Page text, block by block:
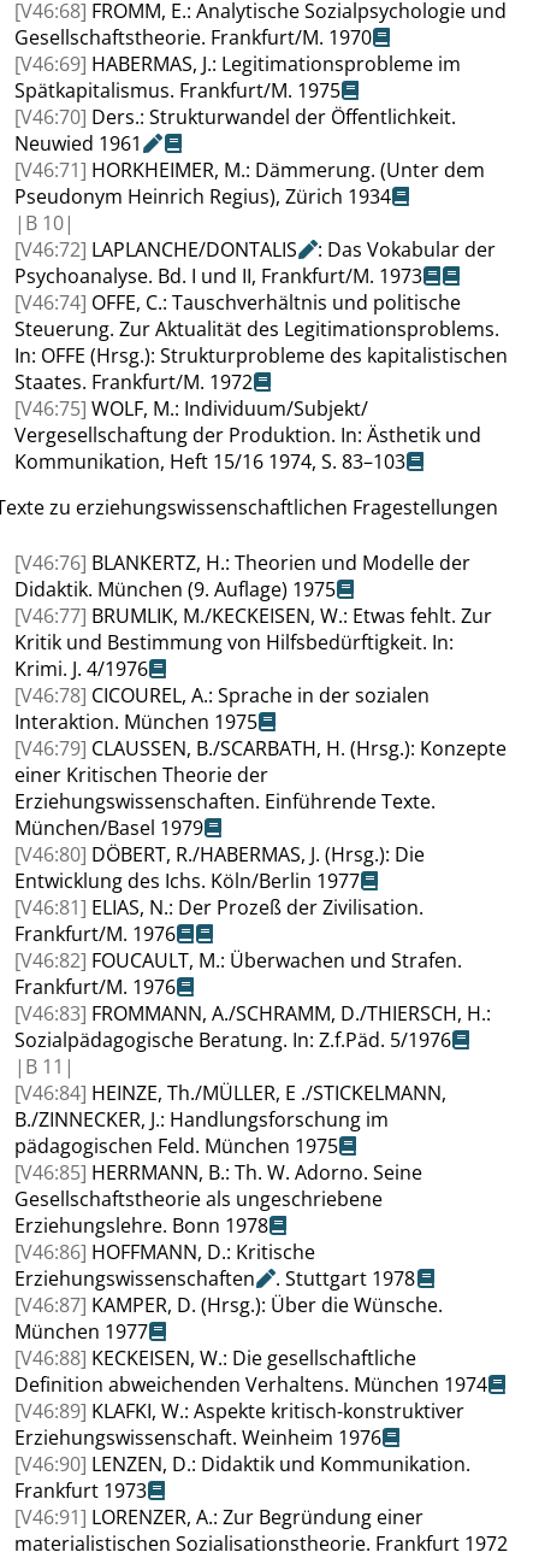
[V46:68] FROMM, E.: Analytische Sozialpsychologie und
Gesellschaftstheorie. Frankfurt/M. 1970
[V46:69] HABERMAS, J.: Legitimationsprobleme im
Spätkapitalismus. Frankfurt/M. 1975
[V46:70] Ders.: Strukturwandel der Öffentlichkeit.
Neuwied 1961
[V46:71] HORKHEIMER, M.: Dämmerung. (Unterdem
Pseudonym Heinrich Regius), Zürich 1934
| B10|
[V46:72] LAPLANCHE/DONTALIS
: Das Vokabular der
Psychoanalyse. Bd. I und II, Frankfurt/M. 1973
[V46:74] OFFE, C.: Tauschverhältnis und politische
Steuerung. Zur Aktualität des Legitimationsproblems.
In: OFFE (Hrsg.): Strukturprobleme des kapitalistischen
Staates. Frankfurt/M. 1972
[V46:75] WOLF, M.: Individuum/Subjekt/
Vergesellschaftung der Produktion. In: Ästhetik und
Kommunikation, Heft 15/16 1974, S. 83–103
zu erziehungswissenschaftlichen Fragestellungen
[V46:76] BLANKERTZ, H.: Theorien und Modelle der
Didaktik. München (9. Auflage) 1975
[V46:77] BRUMLIK, M./KECKEISEN, W.: Etwas fehlt. Zur
Kritik und Bestimmung von Hilfsbedürftigkeit. In:
Krimi. J. 4/1976
[V46:78] CICOUREL, A.: Sprache in der sozialen
Interaktion. München 1975
[V46:79] CLAUSSEN, B./SCARBATH, H. (Hrsg.): Konzepte
einer Kritischen Theorie der
Erziehungswissenschaften. Einführende Texte.
München/Basel 1979
[V46:80] DÖBERT, R./HABERMAS, J. (Hrsg.): Die
Entwicklung des Ichs. Köln/Berlin 1977
[V46:81] ELIAS, N.: Der Prozeß der Zivilisation.
Frankfurt/M. 1976
[V46:82] FOUCAULT, M.: Überwachen und Strafen.
Frankfurt/M. 1976
[V46:83] FROMMANN, A./SCHRAMM, D./THIERSCH, H.:
Sozialpädagogische Beratung. In: Z.f.Päd. 5/1976
| B11|
[V46:84] HEINZE, Th./MÜLLER, E ./STICKELMANN,
B./ZINNECKER, J.: Handlungsforschung im
pädagogischen Feld. München 1975
[V46:85] HERRMANN, B.: Th. W. Adorno. Seine
Gesellschaftstheorie als ungeschriebene
Erziehungslehre. Bonn 1978
[V46:86] HOFFMANN, D.: Kritische
Erziehungswissenschaften
. Stuttgart 1978
[V46:87] KAMPER, D. (Hrsg.): Über die Wünsche.
München 1977
[V46:88] KECKEISEN, W.: Die gesellschaftliche
Definition abweichenden Verhaltens. München 1974
[V46:89] KLAFKI, W.: Aspekte kritisch-konstruktiver
Erziehungswissenschaft. Weinheim 1976
[V46:90] LENZEN, D.: Didaktik und Kommunikation.
Frankfurt 1973
[V46:91] LORENZER, A.: Zur Begründung einer
materialistischen Sozialisationstheorie. Frankfurt 1972